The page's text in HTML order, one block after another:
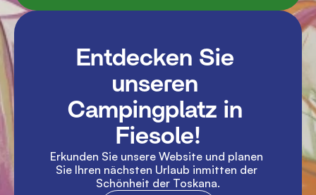
Entdecken Sie
unseren
Campingplatz in
Fiesole!
Erkunden Sie unsere Website und planen
Sie Ihren nächsten Urlaub inmitten der
Schönheit der Toskana.